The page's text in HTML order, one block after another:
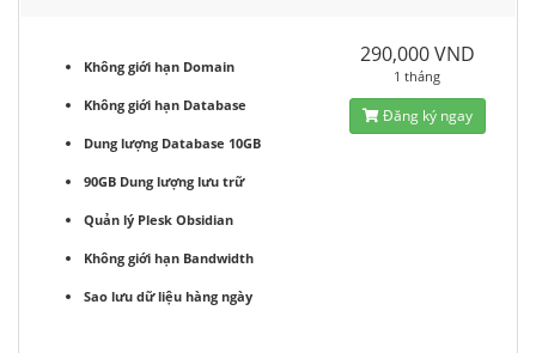
Không giới hạn Domain
Không giới hạn Database
Dung lượng Database 10GB
90GB Dung lượng lưu trữ
Quản lý Plesk Obsidian
Không giới hạn Bandwidth
Sao lưu dữ liệu hàng ngày
290,000 VND
1 tháng
Đăng ký ngay